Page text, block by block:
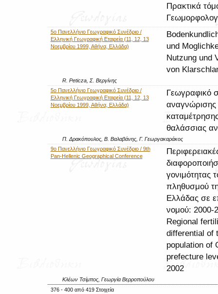
Πρακτικά
5o Πανελλήνιο Γεωγραφικό Συνέδριο /
Ελληνική Γεωγραφική Εταιρεία (11, 12, 13
Νοεμβρίου 1999, Αθήνα, Ελλάδα)
und
Nutzung und
von
R. Peticza, Σ. Βεργίνης
5o Πανελλήνιο Γεωγραφικό Συνέδριο /
Ελληνική Γεωγραφική Εταιρεία (11, 12, 13
Νοεμβρίου 1999, Αθήνα, Ελλάδα)
Γεωγραφικό
αναγνώρισης
θαλάσσιας
Π. Δρακόπουλος, Β. Βαλαβάνης, Γ. Γεωργακαράκος
9ο Πανελλήνιο Γεωγραφικό Συνέδριο / 9th
Pan-Hellenic Geographical Conference
γονιμότητας
πληθυσμού
Ελλάδας σε
νομού: 2000-
Regional
differential of
population of
prefecture
2002
Κλέων Τσίμπος, Γεωργία Βερροπούλου
376 - 400 από 419 Στοιχεία